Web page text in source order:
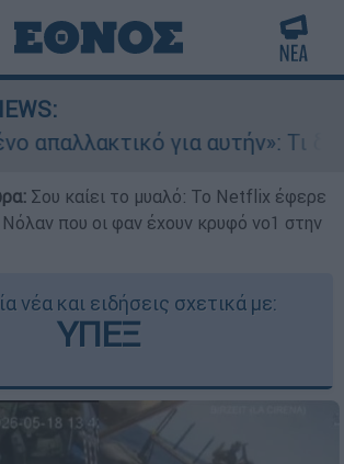
για αυτήν»: Τι δηλώνει στο
Σου καίει το μυαλό: Το Netflix έφερε
Νόλαν που οι φαν έχουν κρυφό νο1 στην
νέα και ειδήσεις σχετικά με:
ΥΠΕΞ